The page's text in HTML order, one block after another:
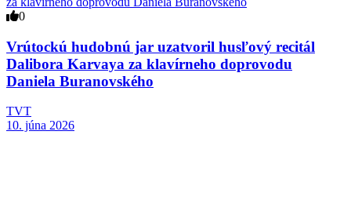
0
Vrútockú hudobnú jar uzatvoril husľový recitál
Dalibora Karvaya za klavírneho doprovodu
Daniela Buranovského
TVT
10. júna 2026